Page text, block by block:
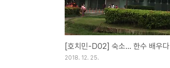
[호치민-D02] 숙소... 한수 배우다
2018. 12. 25.